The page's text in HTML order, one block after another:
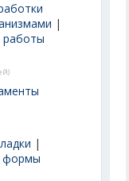
|
работы
|
формы